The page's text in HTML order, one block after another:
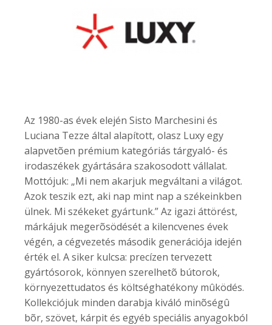
Az 1980-as évek elején Sisto Marchesini és
Luciana Tezze által alapított, olasz Luxy egy
alapvetõen prémium kategóriás tárgyaló- és
irodaszékek gyártására szakosodott vállalat.
Mottójuk: „Mi nem akarjuk megváltani a világot.
Azok teszik ezt, aki nap mint nap a székeinkben
ülnek. Mi székeket gyártunk.” Az igazi áttörést,
márkájuk megerõsödését a kilencvenes évek
végén, a cégvezetés második generációja idején
érték el. A siker kulcsa: precízen tervezett
gyártósorok, könnyen szerelhetõ bútorok,
környezettudatos és költséghatékony mûködés.
Kollekciójuk minden darabja kiváló minõségû
bõr, szövet, kárpit és egyéb speciális anyagokból